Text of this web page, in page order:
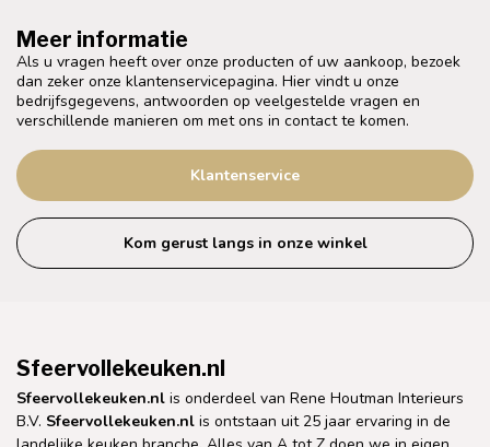
Meer informatie
Als u vragen heeft over onze producten of uw aankoop, bezoek
dan zeker onze klantenservicepagina. Hier vindt u onze
bedrijfsgegevens, antwoorden op veelgestelde vragen en
verschillende manieren om met ons in contact te komen.
Klantenservice
Kom gerust langs in onze winkel
Sfeervollekeuken.nl
Sfeervollekeuken.nl is onderdeel van Rene Houtman Interieurs
B.V. Sfeervollekeuken.nl is ontstaan uit 25 jaar ervaring in de